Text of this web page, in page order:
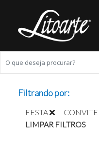
Filtrando por:
FESTA CONVITE
LIMPAR FILTROS